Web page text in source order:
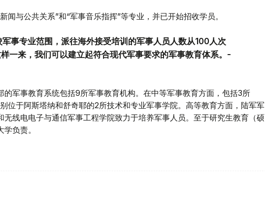
闻与公共关系”和“军事音乐指挥”等专业，并已开始招收学员。
事专业范围，派往海外接受培训的军事人员人数从100人次
一来，我们可以建立起符合现代军事要求的军事教育体系。-
的军事教育系统包括9所军事教育机构。在中等军事教育方面，包括3所
位于阿斯塔纳和舒奇耶的2所技术和专业军事学院。高等教育方面，陆军军
无线电电子与通信军事工程学院致力于培养军事人员。至于研究生教育（硕
负责。